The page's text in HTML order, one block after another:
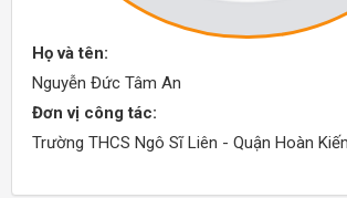
Họ và tên:
Nguyễn Đức Tâm An
Đơn vị công tác:
Trường THCS Ngô Sĩ Liên - Quận Hoàn